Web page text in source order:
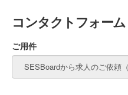
コンタクトフォーム
ご用件